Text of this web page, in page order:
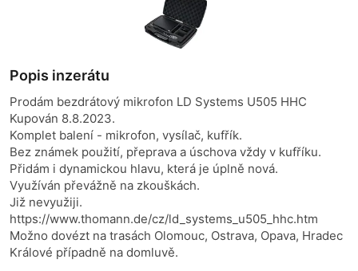
Popis inzerátu
Prodám bezdrátový mikrofon LD Systems U505 HHC
Kupován 8.8.2023.
Komplet balení - mikrofon, vysílač, kufřík.
Bez známek použití, přeprava a úschova vždy v kufříku.
Přidám i dynamickou hlavu, která je úplně nová.
Využíván převážně na zkouškách.
Již nevyužiji.
https://www.thomann.de/cz/ld_systems_u505_hhc.htm
Možno dovézt na trasách Olomouc, Ostrava, Opava, Hradec
Králové případně na domluvě.